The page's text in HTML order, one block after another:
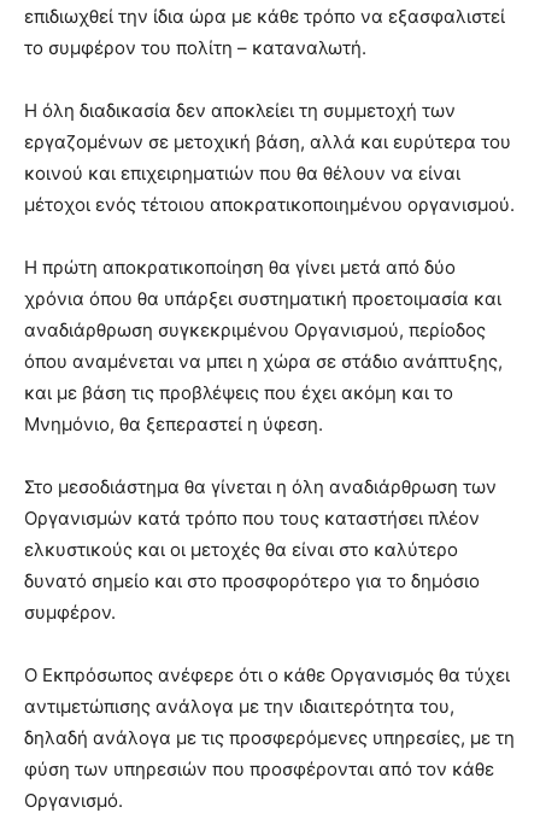
επιδιωχθεί την ίδια ώρα με κάθε τρόπο να εξασφαλιστεί
το συμφέρον του πολίτη – καταναλωτή.
Η όλη διαδικασία δεν αποκλείει τη συμμετοχή των
εργαζομένων σε μετοχική βάση, αλλά και ευρύτερα του
κοινού και επιχειρηματιών που θα θέλουν να είναι
μέτοχοι ενός τέτοιου αποκρατικοποιημένου οργανισμού.
Η πρώτη αποκρατικοποίηση θα γίνει μετά από δύο
χρόνια όπου θα υπάρξει συστηματική προετοιμασία και
αναδιάρθρωση συγκεκριμένου Οργανισμού, περίοδος
όπου αναμένεται να μπει η χώρα σε στάδιο ανάπτυξης,
και με βάση τις προβλέψεις που έχει ακόμη και το
Μνημόνιο, θα ξεπεραστεί η ύφεση.
Στο μεσοδιάστημα θα γίνεται η όλη αναδιάρθρωση των
Οργανισμών κατά τρόπο που τους καταστήσει πλέον
ελκυστικούς και οι μετοχές θα είναι στο καλύτερο
δυνατό σημείο και στο προσφορότερο για το δημόσιο
συμφέρον.
Ο Εκπρόσωπος ανέφερε ότι ο κάθε Οργανισμός θα τύχει
αντιμετώπισης ανάλογα με την ιδιαιτερότητα του,
δηλαδή ανάλογα με τις προσφερόμενες υπηρεσίες, με τη
φύση των υπηρεσιών που προσφέρονται από τον κάθε
Οργανισμό.